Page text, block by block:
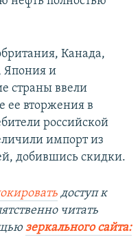
Канада,
Япония и
страны ввели
ее вторжения в
российской
импорт из
добившись скидки.
доступ к
читать
зеркального сайта: